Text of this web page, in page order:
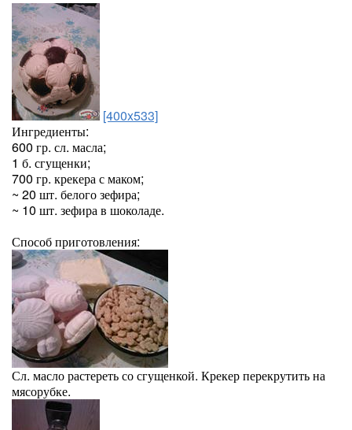
[400x533]
Ингредиенты:
600 гр. сл. масла;
1 б. сгущенки;
700 гр. крекера с маком;
~ 20 шт. белого зефира;
~ 10 шт. зефира в шоколаде.
Способ приготовления:
Сл. масло растереть со сгущенкой. Крекер перекрутить на
мясорубке.